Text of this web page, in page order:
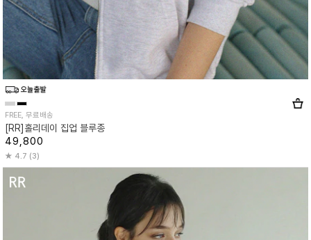
FREE, 무료배송
[RR]홀리데이 집업 블루종
49,800
4.7 (3)